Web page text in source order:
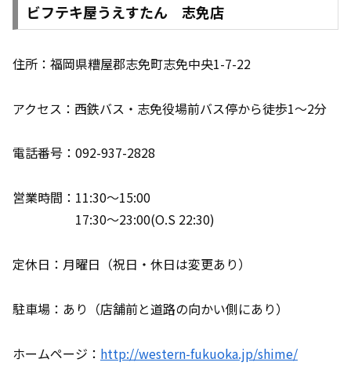
ビフテキ屋うえすたん 志免店
住所：福岡県糟屋郡志免町志免中央1-7-22
アクセス：西鉄バス・志免役場前バス停から徒歩1～2分
電話番号：092-937-2828
営業時間：11:30～15:00
17:30～23:00(O.S 22:30)
定休日：月曜日（祝日・休日は変更あり）
駐車場：あり（店舗前と道路の向かい側にあり）
ホームページ： http://western-fukuoka.jp/shime/